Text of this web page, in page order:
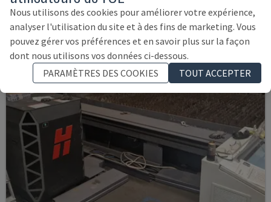
Nous utilisons des cookies pour améliorer votre expérience,
analyser l'utilisation du site et à des fins de marketing. Vous
pouvez gérer vos préférences et en savoir plus sur la façon
dont nous utilisons vos données ci-dessous.
PARAMÈTRES DES COOKIES
TOUT ACCEPTER